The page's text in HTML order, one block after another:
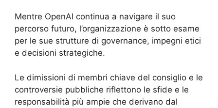
Mentre OpenAI continua a navigare il suo
percorso futuro, l’organizzazione è sotto esame
per le sue strutture di governance, impegni etici
e decisioni strategiche.
Le dimissioni di membri chiave del consiglio e le
controversie pubbliche riflettono le sfide e le
responsabilità più ampie che derivano dal